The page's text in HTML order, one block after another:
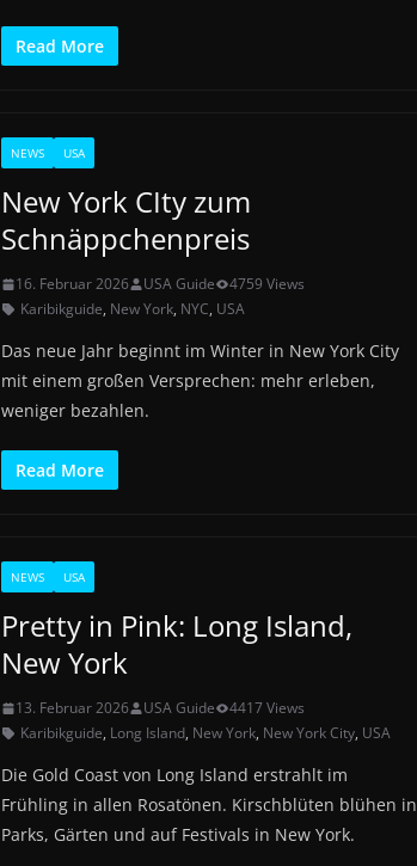
Read More
NEWS USA
New York CIty zum
Schnäppchenpreis
16. Februar 2026 USA Guide
4759 Views
Karibikguide, New York, NYC, USA
Das neue Jahr beginnt im Winter in New York City
mit einem großen Versprechen: mehr erleben,
weniger bezahlen.
Read More
NEWS USA
Pretty in Pink: Long Island,
New York
13. Februar 2026 USA Guide
4417 Views
Karibikguide, Long Island, New York, New York City, USA
Die Gold Coast von Long Island erstrahlt im
Frühling in allen Rosatönen. Kirschblüten blühen in
Parks, Gärten und auf Festivals in New York.